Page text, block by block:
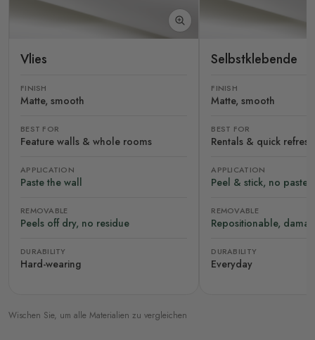
Vlies
FINISH
Matte, smooth
BEST FOR
Feature walls & whole rooms
APPLICATION
Paste the wall
REMOVABLE
Peels off dry, no residue
DURABILITY
Hard-wearing
Selbstklebende
FINISH
Matte, smooth
BEST FOR
Rentals & quick
APPLICATION
Peel & stick, no paste
REMOVABLE
Repositionable,
DURABILITY
Everyday
Wischen Sie, um alle Materialien zu vergleichen